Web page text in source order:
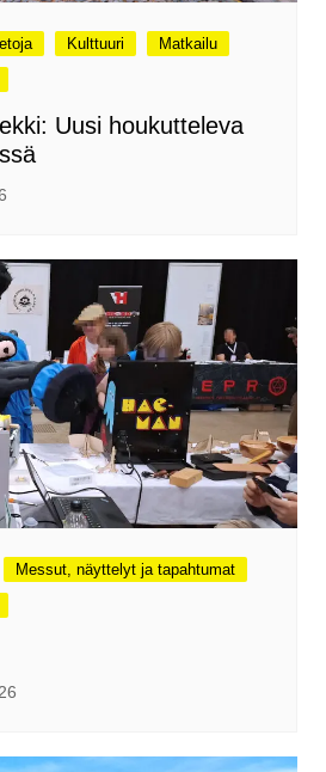
Kulttuuri
Matkailu
Uusi houkutteleva
Messut, näyttelyt ja tapahtumat